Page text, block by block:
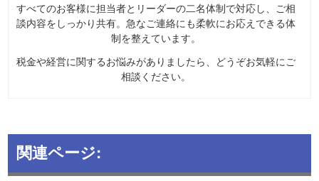
すべてのお客様に担当者とリーダーの二名体制で対応し、ご相
談内容をしっかり共有。急なご連絡にも柔軟にお応えできる体
制を整えています。
税金や経営に関するお悩みがありましたら、どうぞお気軽にご
相談ください。
関連ページ: